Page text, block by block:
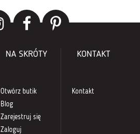
NA SKRÓTY
Otwórz butik
Blog
Zarejestruj się
Zaloguj
KONTAKT
Kontakt